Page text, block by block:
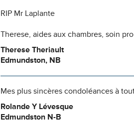
RIP Mr Laplante
Therese, aides aux chambres, soin
Therese Theriault
Edmundston, NB
Mes plus sincères condoléances à
Rolande Y Lévesque
Edmundston N-B